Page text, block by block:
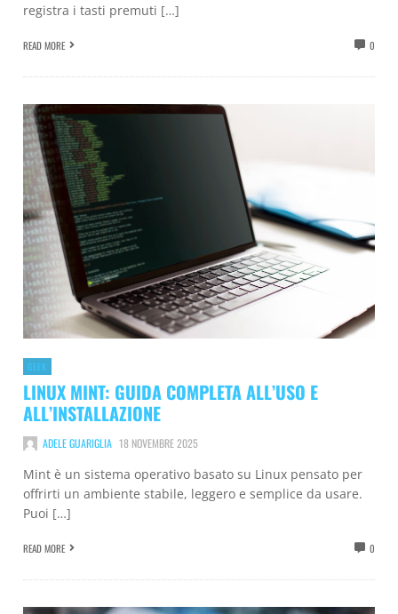
registra i tasti premuti […]
READ MORE 0
GEEK
LINUX MINT: GUIDA COMPLETA ALL’USO E
ALL’INSTALLAZIONE
ADELE GUARIGLIA 18 NOVEMBRE 2025
Mint è un sistema operativo basato su Linux pensato per
offrirti un ambiente stabile, leggero e semplice da usare.
Puoi […]
READ MORE 0